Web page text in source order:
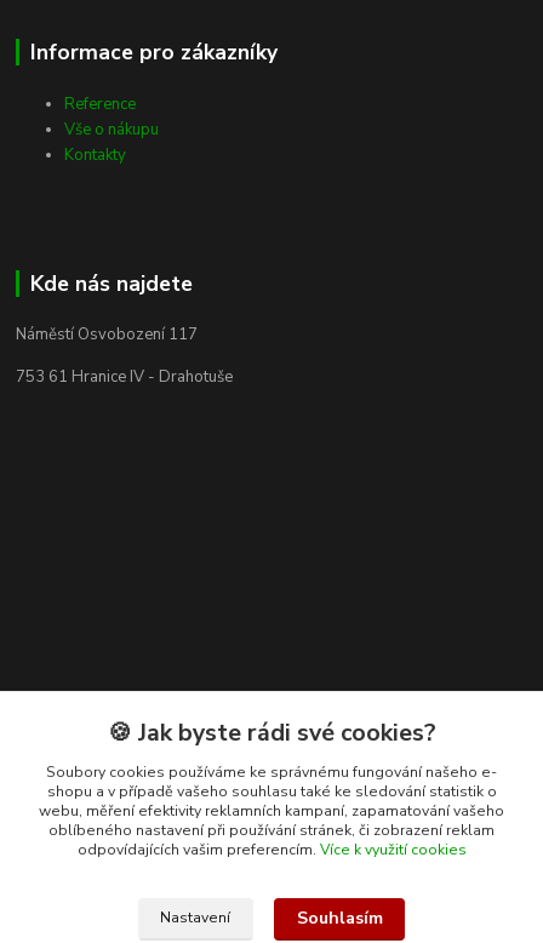
Informace pro zákazníky
Reference
Vše o nákupu
Kontakty
Kde nás najdete
Náměstí Osvobození 117
753 61 Hranice IV - Drahotuše
Kontakty
+420 608 400 554
(Po-Pá, 8-15 hod.)
ekohas@ekohas.cz
🍪 Jak byste rádi své cookies?
Soubory cookies používáme ke správnému fungování našeho e-
shopu a v případě vašeho souhlasu také ke sledování statistik o
webu, měření efektivity reklamních kampaní, zapamatování vašeho
oblíbeného nastavení při používání stránek, či zobrazení reklam
odpovídajících vašim preferencím. Více k využití cookies
Nastavení Souhlasím